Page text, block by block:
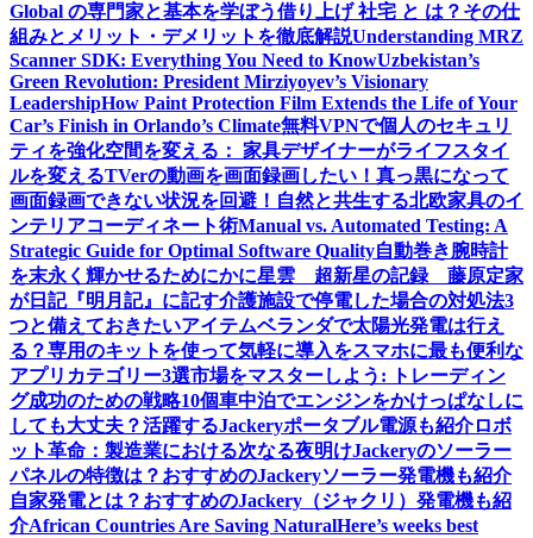
Global の専門家と基本を学ぼう借り上げ 社宅 と は？その仕
組みとメリット・デメリットを徹底解説Understanding MRZ
Scanner SDK: Everything You Need to KnowUzbekistan’s
Green Revolution: President Mirziyoyev’s Visionary
LeadershipHow Paint Protection Film Extends the Life of Your
Car’s Finish in Orlando’s Climate無料VPNで個人のセキュリ
ティを強化空間を変える： 家具デザイナーがライフスタイ
ルを変えるTVerの動画を画面録画したい！真っ黒になって
画面録画できない状況を回避！ 自然と共生する北欧家具のイ
ンテリアコーディネート術Manual vs. Automated Testing: A
Strategic Guide for Optimal Software Quality自動巻き腕時計
を末永く輝かせるためにかに星雲 超新星の記録 藤原定家
が日記『明月記』に記す介護施設で停電した場合の対処法3
つと備えておきたいアイテムベランダで太陽光発電は行え
る？専用のキットを使って気軽に導入をスマホに最も便利な
アプリカテゴリー3選市場をマスターしよう: トレーディン
グ成功のための戦略10個車中泊でエンジンをかけっぱなしに
しても大丈夫？活躍するJackeryポータブル電源も紹介ロボ
ット革命：製造業における次なる夜明けJackeryのソーラー
パネルの特徴は？おすすめのJackeryソーラー発電機も紹介
自家発電とは？おすすめのJackery（ジャクリ）発電機も紹
介African Countries Are Saving NaturalHere’s weeks best